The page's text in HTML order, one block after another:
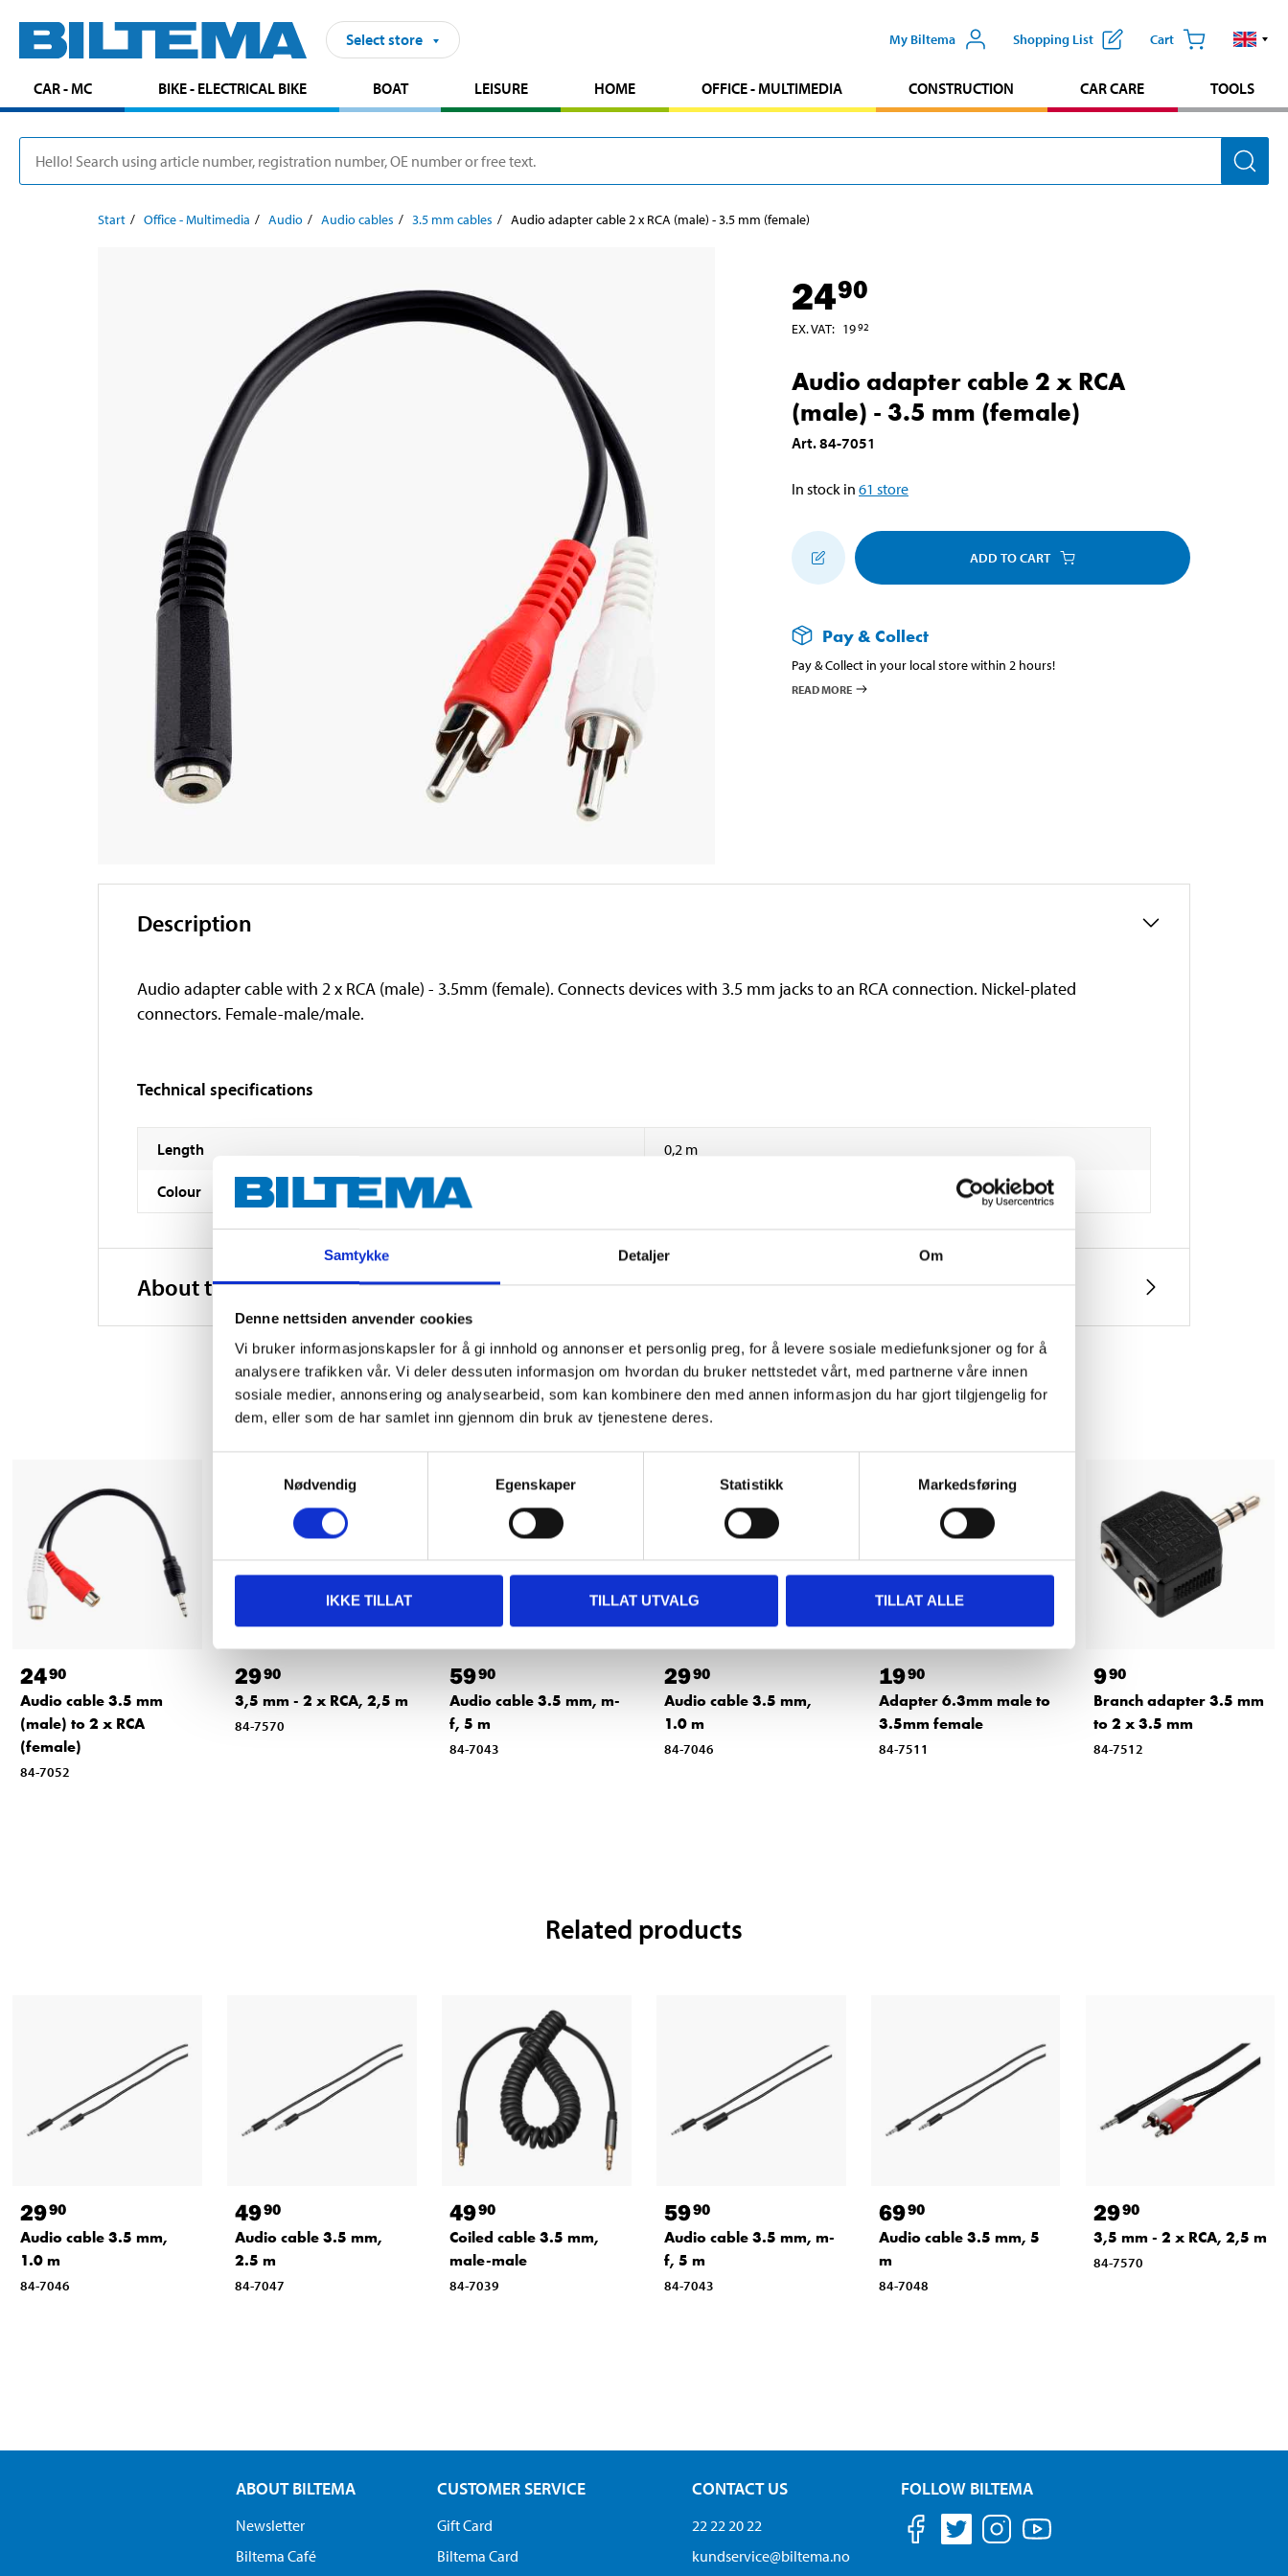
Samtykke Detaljer Om
Denne nettsiden anvender cookies
Vi bruker informasjonskapsler for å gi innhold og annonser et personlig preg, for å levere sosiale mediefunksjoner og for å
analysere trafikken vår. Vi deler dessuten informasjon om hvordan du bruker nettstedet vårt, med partnerne våre innen
sosiale medier, annonsering og analysearbeid, som kan kombinere den med annen informasjon du har gjort tilgjengelig for
dem, eller som de har samlet inn gjennom din bruk av tjenestene deres.
Nødvendig
Egenskaper Statistikk Markedsføring
IKKE TILLAT TILLAT UTVALG TILLAT ALLE
Select store My Biltema Shopping List Cart
CAR - MC BIKE - ELECTRICAL BIKE BOAT LEISURE HOME OFFICE - MULTIMEDIA CONSTRUCTION CAR CARE TOOLS
Start Office - Multimedia Audio Audio cables 3.5 mm cables Audio adapter cable 2 x RCA (male) - 3.5 mm (female)
2490
EX. VAT: 1992
Audio adapter cable 2 x RCA
(male) - 3.5 mm (female)
Art.84-7051
In stock in 61 store
ADD TO CART
Pay & Collect
Pay & Collect in your local store within 2 hours!
READ MORE
Description
Audio adapter cable with 2 x RCA (male) - 3.5mm (female). Connects devices with 3.5 mm jacks to an RCA connection. Nickel-plated
connectors. Female-male/male.
Technical specifications
Length 0,2 m
Colour
About the manufacturer
Other customers also bought
2490
Audio cable 3.5 mm
(male) to 2 x RCA
(female)
84-7052
2990
3,5 mm - 2 x RCA, 2,5 m
84-7570
5990
Audio cable 3.5 mm, m-
f, 5 m
84-7043
2990
Audio cable 3.5 mm,
1.0 m
84-7046
1990
Adapter 6.3mm male to
3.5mm female
84-7511
990
Branch adapter 3.5 mm
to 2 x 3.5 mm
84-7512
Related products
2990
Audio cable 3.5 mm,
1.0 m
84-7046
4990
Audio cable 3.5 mm,
2.5 m
84-7047
4990
Coiled cable 3.5 mm,
male-male
84-7039
5990
Audio cable 3.5 mm, m-
f, 5 m
84-7043
6990
Audio cable 3.5 mm, 5
m
84-7048
2990
3,5 mm - 2 x RCA, 2,5 m
84-7570
ABOUT BILTEMA
Newsletter
Biltema Café
CUSTOMER SERVICE
Gift Card
Biltema Card
CONTACT US
22 22 20 22
kundservice@biltema.no
FOLLOW BILTEMA